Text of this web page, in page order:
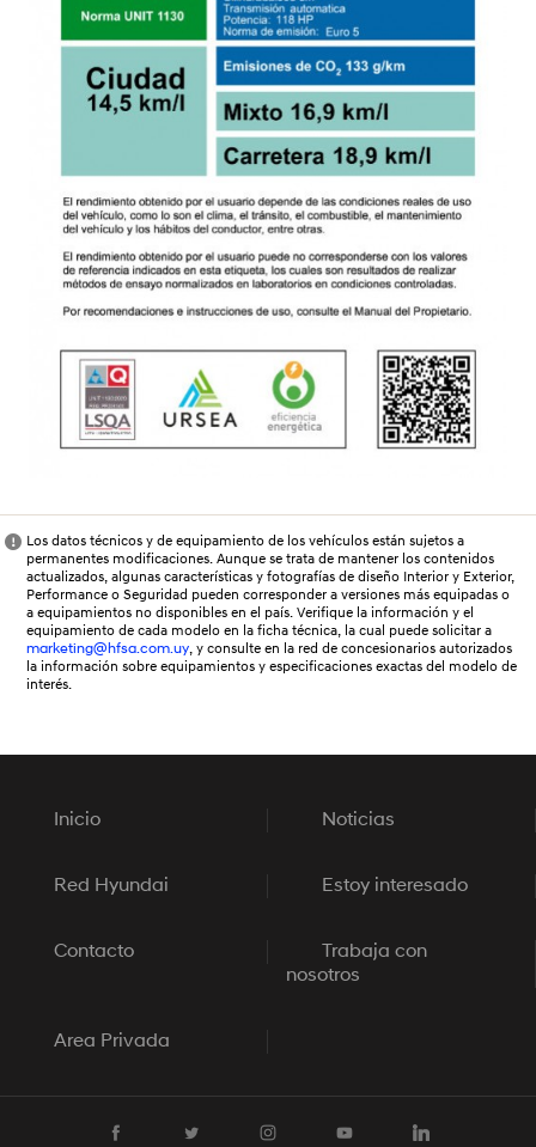
Los datos técnicos y de equipamiento de los vehículos están sujetos a
permanentes modificaciones. Aunque se trata de mantener los contenidos
actualizados, algunas características y fotografías de diseño Interior y Exterior,
Performance o Seguridad pueden corresponder a versiones más equipadas o
a equipamientos no disponibles en el país. Verifique la información y el
equipamiento de cada modelo en la ficha técnica, la cual puede solicitar a
marketing@hfsa.com.uy, y consulte en la red de concesionarios autorizados
la información sobre equipamientos y especificaciones exactas del modelo de
interés.
Inicio Noticias
Red Hyundai Estoy interesado
Contacto
Trabaja con
nosotros
Area Privada